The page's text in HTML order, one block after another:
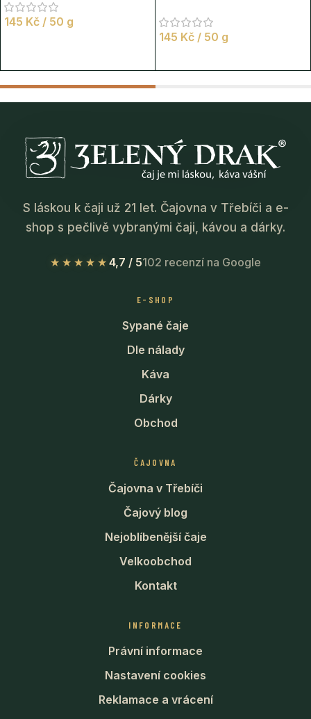
145 Kč / 50 g
145 Kč / 50 g
S láskou k čaji už 21 let. Čajovna v Třebíči a e-
shop s pečlivě vybranými čaji, kávou a dárky.
★★★★★ 4,7 / 5102 recenzí na Google
E-SHOP
Sypané čaje
Dle nálady
Káva
Dárky
Obchod
ČAJOVNA
Čajovna v Třebíči
Čajový blog
Nejoblíbenější čaje
Velkoobchod
Kontakt
INFORMACE
Právní informace
Nastavení cookies
Reklamace a vrácení